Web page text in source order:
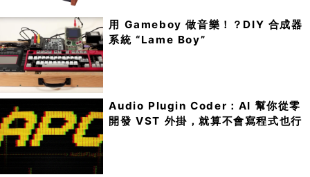
用 Gameboy 做音樂！？DIY 合成器
系統 “Lame Boy”
Audio Plugin Coder：AI 幫你從零
開發 VST 外掛，就算不會寫程式也行